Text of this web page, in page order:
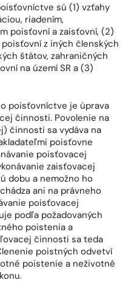
sú (1) vzťahy
riadením,
poisťovní a zaisťovní, (2)
z iných členských
štátov, zahraničných
na území SR a (3)
poisťovníctve je úprava
činnosti. Povolenie na
činnosti sa vydáva na
poisťovne
poisťovacej
zaisťovacej
dobu a nemožno ho
ani na právneho
poisťovacej
podľa požadovaných
poistenia a
činnosti sa teda
poistných odvetví
poistenie a neživotné